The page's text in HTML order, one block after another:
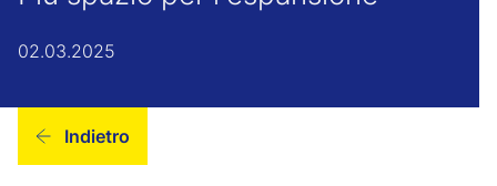
02.03.2025
Indietro